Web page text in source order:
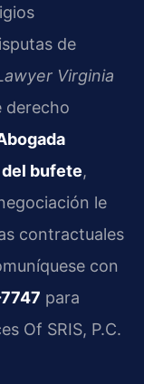
de
Virginia
derecho
bufete,
le
contractuales
con
para
Of SRIS, P.C.